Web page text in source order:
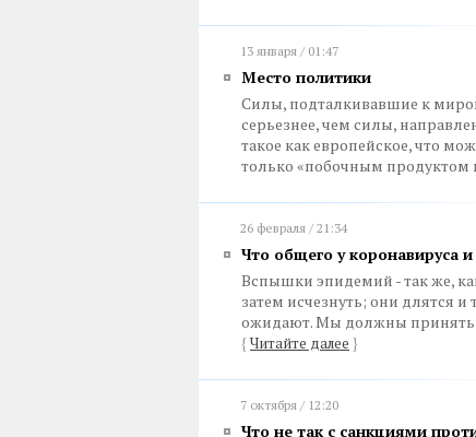
13 января / 01:47
Место политики
Силы, подталкивавшие к
серьезнее, чем силы,
такое как европейское, что
только «побочным продуктом
26 февраля / 21:34
Что общего у коронавируса
Вспышки эпидемий - так же,
затем исчезнуть; они длятся
ожидают. Мы должны принять
{ Читайте далее }
7 октября / 12:20
Что не так с санкциями